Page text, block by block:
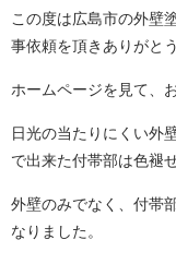
この度は広島市の外壁
事依頼を頂きありがと
ホームページを見て、
日光の当たりにくい外
で出来た付帯部は色褪
外壁のみでなく、付帯
なりました。